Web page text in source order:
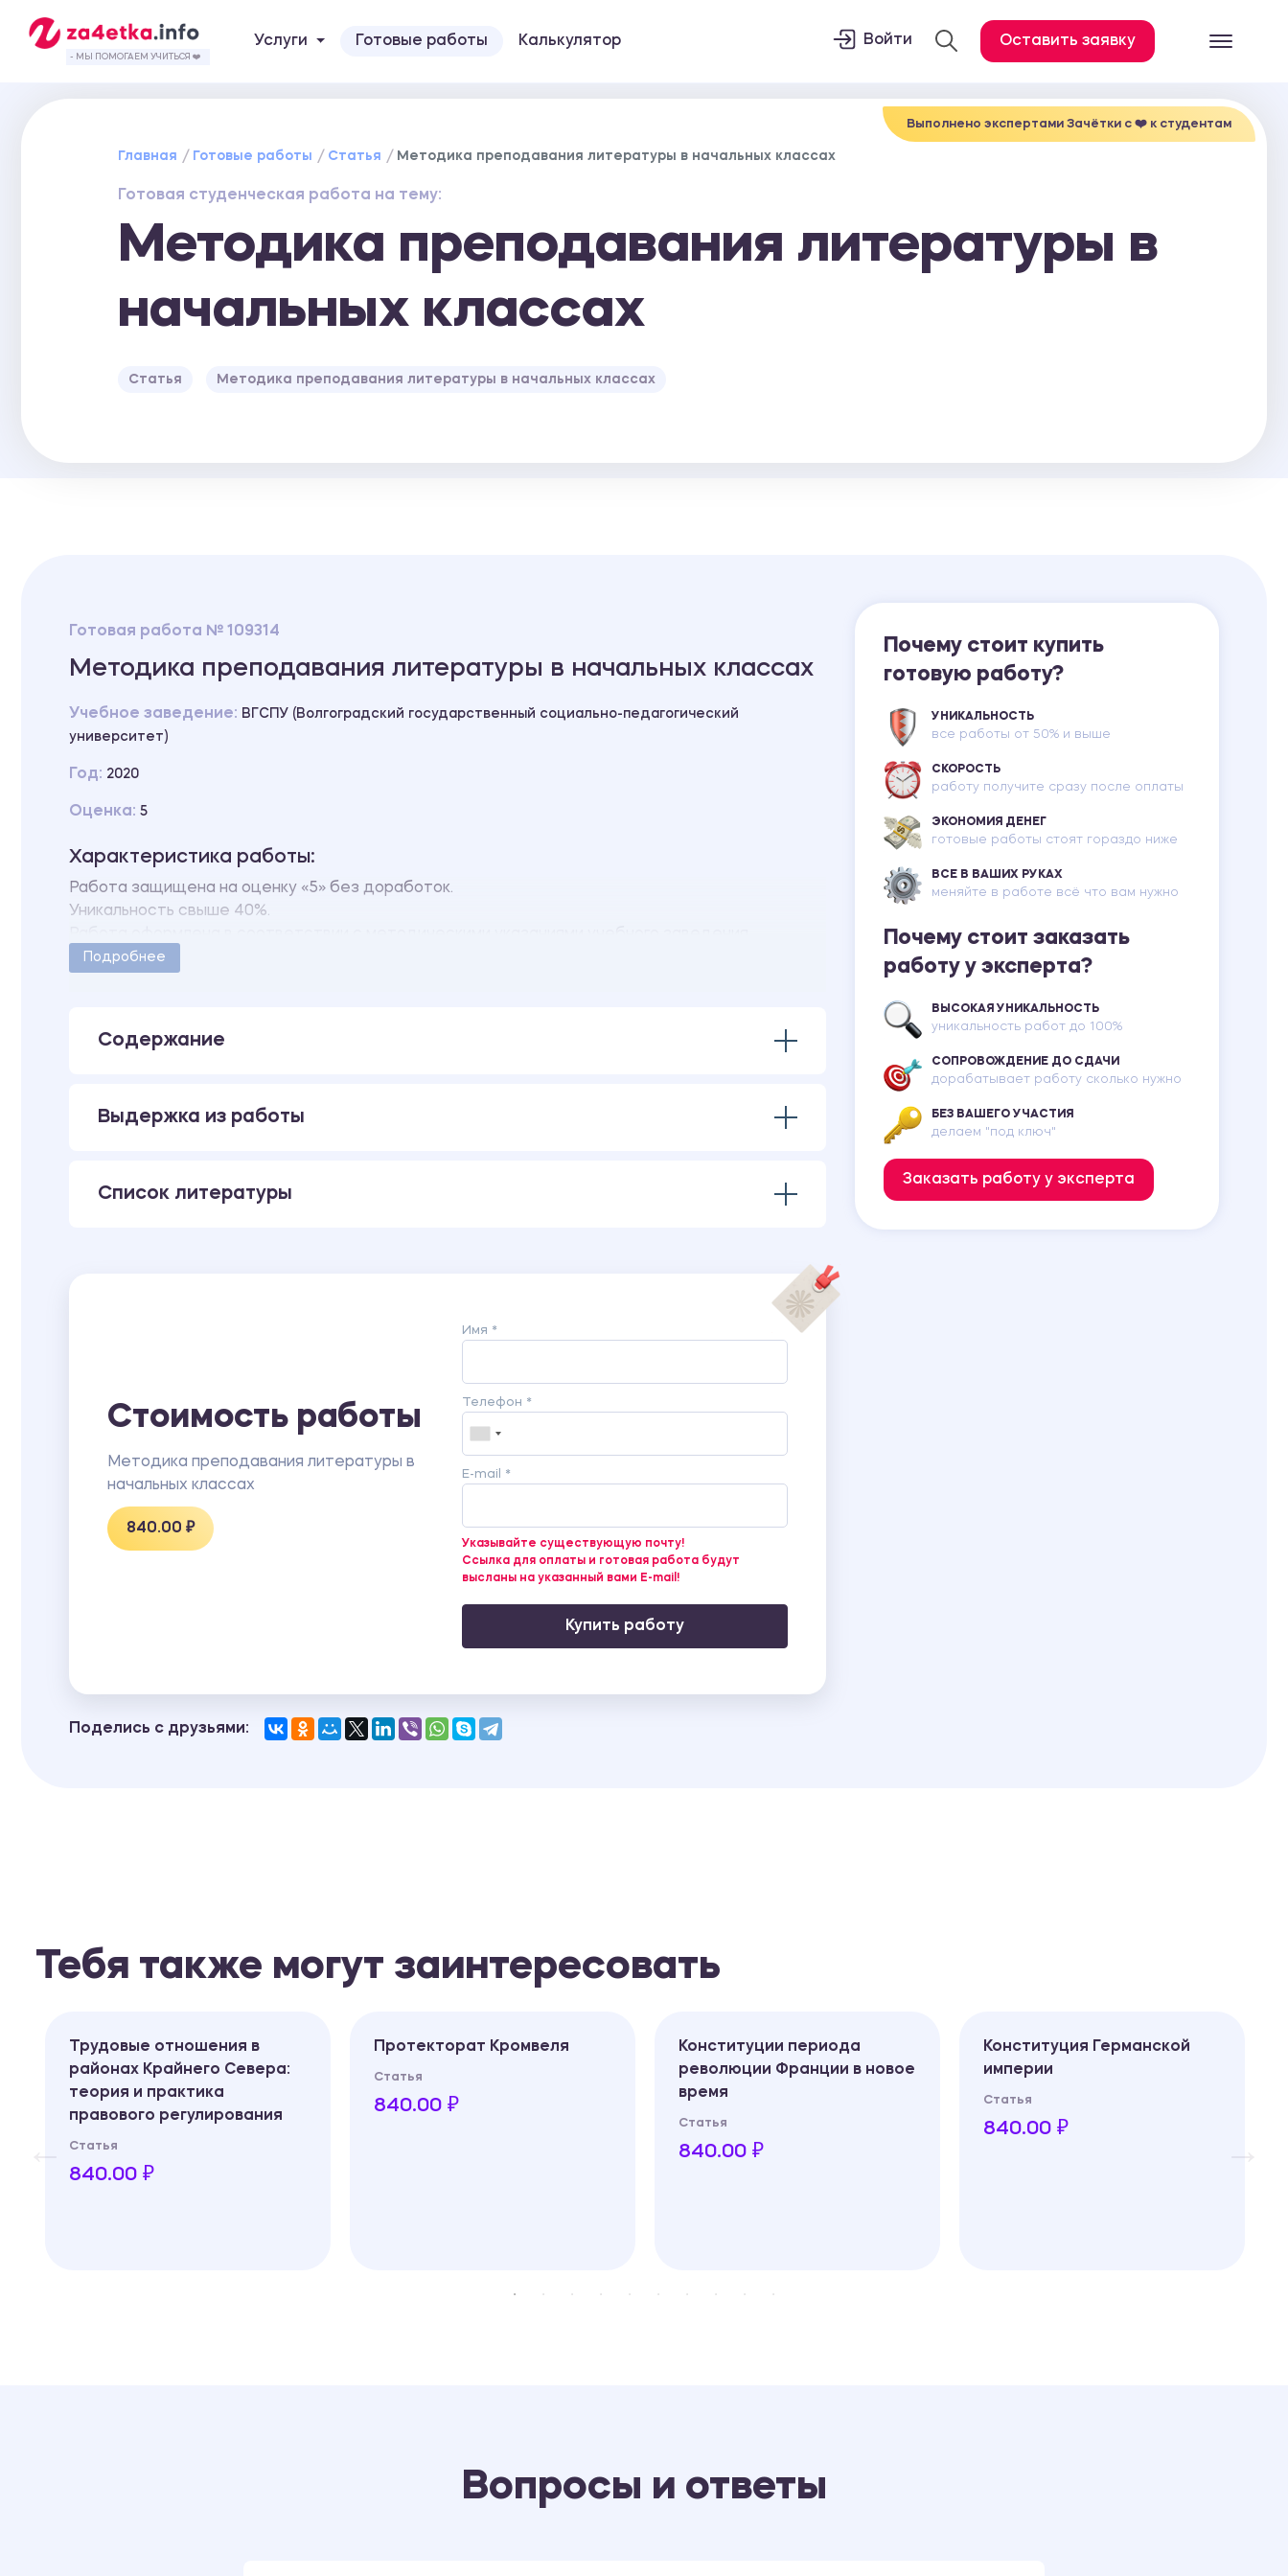
Все услуги
Контрольная работа
- МЫ ПОМОГАЕМ УЧИТЬСЯ ❤️
Услуги Готовые работы Калькулятор Войти Оставить заявку
Выполнено экспертами Зачётки c ❤️ к студентам
Главная Готовые работы Статья Методика преподавания литературы в начальных классах
Готовая студенческая работа на тему:
Методика преподавания литературы в
начальных классах
Статья Методика преподавания литературы в начальных классах
Готовая работа № 109314
Методика преподавания литературы в начальных классах
Учебное заведение: ВГСПУ (Волгоградский государственный социально-педагогический
университет)
Год: 2020
Оценка: 5
Характеристика работы:
Работа защищена на оценку «5» без доработок.
Уникальность свыше 40%.
Количество страниц - 40.
Подробнее
Содержание
Выдержка из работы
Список литературы
Стоимость работы
Методика преподавания литературы в
начальных классах
840.00 ₽
Имя *
Телефон *
E-mail *
Указывайте существующую почту!
Ссылка для оплаты и готовая работа будут
высланы на указанный вами E-mail!
Купить работу
Почему стоит купить
готовую работу?
УНИКАЛЬНОСТЬ
все работы от 50% и выше
СКОРОСТЬ
работу получите сразу после оплаты
ЭКОНОМИЯ ДЕНЕГ
готовые работы стоят гораздо ниже
ВСЕ В ВАШИХ РУКАХ
меняйте в работе всё что вам нужно
Почему стоит заказать
работу у эксперта?
ВЫСОКАЯ УНИКАЛЬНОСТЬ
уникальность работ до 100%
СОПРОВОЖДЕНИЕ ДО СДАЧИ
дорабатывает работу сколько нужно
БЕЗ ВАШЕГО УЧАСТИЯ
делаем "под ключ"
Заказать работу у эксперта
Поделись с друзьями:
Тебя также могут заинтересовать
Трудовые отношения в
районах Крайнего Севера:
теория и практика
правового регулирования
Статья
840.00 ₽
Протекторат Кромвеля
Статья
840.00 ₽
Конституции периода
революции Франции в новое
время
Статья
840.00 ₽
Конституция Германской
империи
Статья
840.00 ₽
Вопросы и ответы